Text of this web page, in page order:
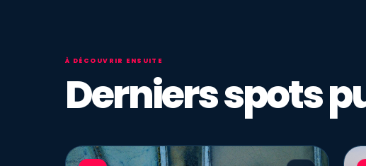
À DÉCOUVRIR ENSUITE
Derniers spots